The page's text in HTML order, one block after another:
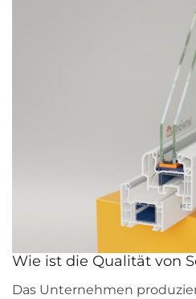
Wie ist die Qualität von
Das Unternehmen